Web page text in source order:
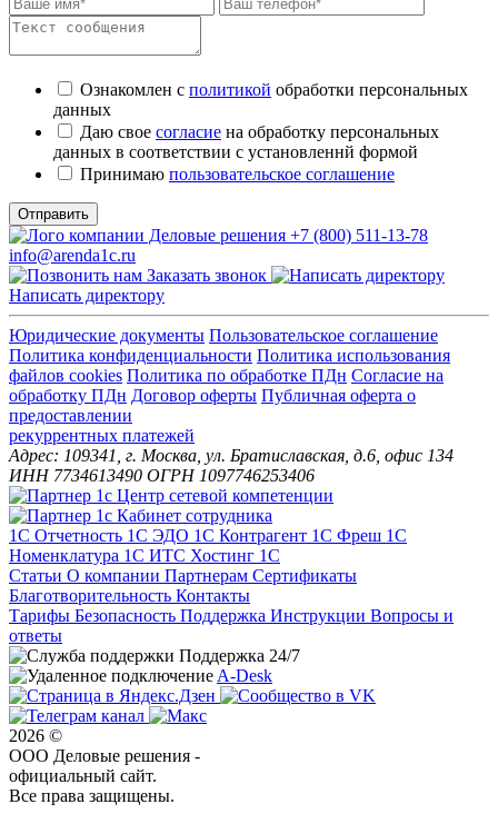
Ознакомлен с политикой обработки персональных
данных
Даю свое согласие на обработку персональных
данных в соответствии с установленнй формой
Принимаю пользовательское соглашение
Отправить
+7 (800) 511-13-78
info@arenda1c.ru
Заказать звонок
Написать директору
Юридические документы Пользовательское соглашение
Политика конфиденциальности Политика использования
файлов cookies Политика по обработке ПДн Cогласие на
обработку ПДн Договор оферты Публичная оферта о
предоставлении
рекуррентных платежей
Адрес: 109341, г. Москва, ул. Братиславская, д.6, офис 134
ИНН 7734613490 ОГРН 1097746253406
1С Отчетность 1С ЭДО 1С Контрагент 1С Фреш 1С
Номенклатура 1С ИТС Хостинг 1С
Статьи О компании Партнерам Сертификаты
Благотворительность Контакты
Тарифы Безопасность Поддержка Инструкции Вопросы и
ответы
Поддержка 24/7
A-Desk
2026 ©
ООО Деловые решения -
официальный сайт.
Все права защищены.